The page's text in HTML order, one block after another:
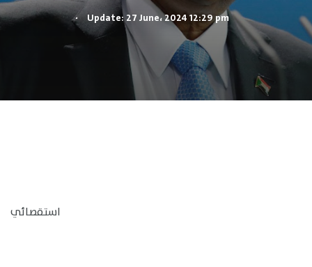
. Update: 27 June، 2024 12:29 pm
استقصائي